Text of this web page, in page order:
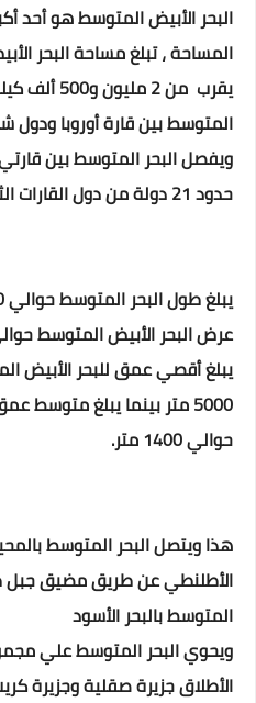
البحر الأبيض المتوسط هو أحد
المساحة ، تبلغ مساحة البحر
يقرب من 2
المتوسط بين قارة أوروبا ودول
ويفصل البحر المتوسط بين
حدود 21 دولة من دول القارات الثلاثة.
يبلغ أقصي عمق للبحر الأبيض
5000 متر بينما يبلغ متوسط
حوالي 1400 متر.
هذا ويتصل البحر المتوسط
الأطلنطي عن طريق مضيق جبل
المتوسط بالبحر الأسود
ويحوي البحر المتوسط علي
الأطلاق جزيرة صقلية وجزيرة